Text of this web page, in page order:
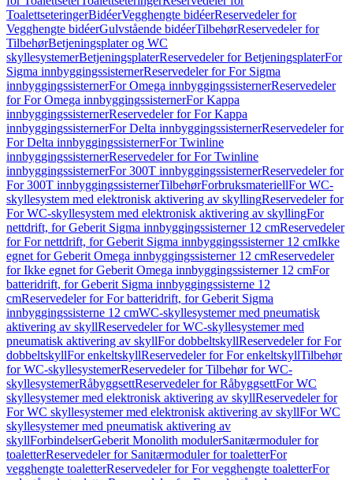
ToalettseteringerBidéerVegghengte bidéerReservedeler for
Vegghengte bidéerGulvstående bidéerTilbehørReservedeler for
TilbehørBetjeningsplater og WC
skyllesystemerBetjeningsplaterReservedeler for BetjeningsplaterFor
Sigma innbyggingssisternerReservedeler for For Sigma
innbyggingssisternerFor Omega innbyggingssisternerReservedeler
for For Omega innbyggingssisternerFor Kappa
innbyggingssisternerReservedeler for For Kappa
innbyggingssisternerFor Delta innbyggingssisternerReservedeler for
For Delta innbyggingssisternerFor Twinline
innbyggingssisternerReservedeler for For Twinline
innbyggingssisternerFor 300T innbyggingssisternerReservedeler for
For 300T innbyggingssisternerTilbehørForbruksmateriellFor WC-
skyllesystem med elektronisk aktivering av skyllingReservedeler for
For WC-skyllesystem med elektronisk aktivering av skyllingFor
nettdrift, for Geberit Sigma innbyggingssisterner 12 cmReservedeler
for For nettdrift, for Geberit Sigma innbyggingssisterner 12 cmIkke
egnet for Geberit Omega innbyggingssisterner 12 cmReservedeler
for Ikke egnet for Geberit Omega innbyggingssisterner 12 cmFor
batteridrift, for Geberit Sigma innbyggingssisterne 12
cmReservedeler for For batteridrift, for Geberit Sigma
innbyggingssisterne 12 cmWC-skyllesystemer med pneumatisk
aktivering av skyllReservedeler for WC-skyllesystemer med
pneumatisk aktivering av skyllFor dobbeltskyllReservedeler for For
dobbeltskyllFor enkeltskyllReservedeler for For enkeltskyllTilbehør
for WC-skyllesystemerReservedeler for Tilbehør for WC-
skyllesystemerRåbyggsettReservedeler for RåbyggsettFor WC
skyllesystemer med elektronisk aktivering av skyllReservedeler for
For WC skyllesystemer med elektronisk aktivering av skyllFor WC
skyllesystemer med pneumatisk aktivering av
skyllForbindelserGeberit Monolith modulerSanitærmoduler for
toaletterReservedeler for Sanitærmoduler for toaletterFor
vegghengte toaletterReservedeler for For vegghengte toaletterFor